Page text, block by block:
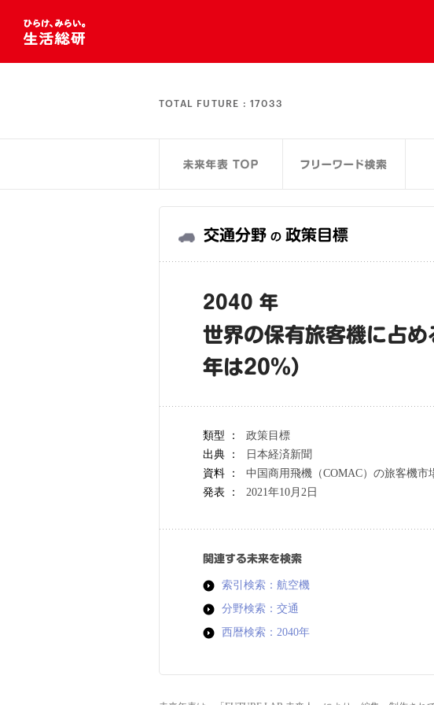
TOTAL FUTURE : 17033
交通分野 の 政策目標
2040 年
世界の保有旅客機に占
年は20％）
類型 ：
政策目標
出典 ：
日本経済新聞
資料 ：
中国商用飛機（COMAC）の旅客機市
発表 ：
2021年10月2日
関連する未来を検索
索引検索：航空機
分野検索：交通
西暦検索：2040年